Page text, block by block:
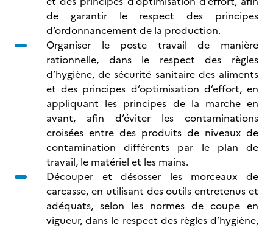
de garantir le respect des principes
d’ordonnancement de la production.
Organiser le poste travail de manière
rationnelle, dans le respect des règles
d’hygiène, de sécurité sanitaire des aliments
et des principes d’optimisation d’effort, en
appliquant les principes de la marche en
avant, afin d’éviter les contaminations
croisées entre des produits de niveaux de
contamination différents par le plan de
travail, le matériel et les mains.
Découper et désosser les morceaux de
carcasse, en utilisant des outils entretenus et
adéquats, selon les normes de coupe en
vigueur, dans le respect des règles d’hygiène,